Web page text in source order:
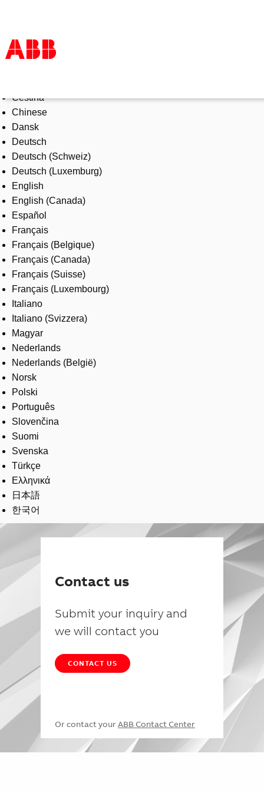
Products & Solutions
Industries
Services
About us
Where to buy
Contact us
Careers
Čeština
Chinese
Dansk
Deutsch
Deutsch (Schweiz)
Deutsch (Luxemburg)
English
English (Canada)
Español
Français
Français (Belgique)
Français (Canada)
Français (Suisse)
Français (Luxembourg)
Italiano
Italiano (Svizzera)
Magyar
Nederlands
Nederlands (België)
Norsk
Polski
Português
Slovenčina
Suomi
Svenska
Türkçe
Ελληνικά
日本語
한국어
Contact us
Submit your inquiry and
we will contact you
CONTACT US
Or contact your ABB Contact Center